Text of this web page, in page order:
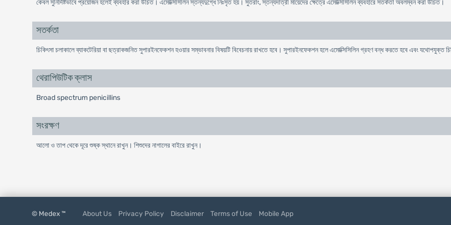
কেবল সুনির্দিষ্টভাবে প্রয়োজন হলেই ব্যবহার করা উচিত। এমোক্সিসিলিন স্তন্যদুগ্ধে নিঃসৃত হয়। সুতরাং, স্তন্যদাত্রী মায়েদের ক্ষেত্রে এমোক্সিসিলিন ব্যবহারে সতর্কতা অবলম্বন করা উচিত।
সতর্কতা
চিকিৎসা চলাকালে ব্যাকটেরিয়া বা ছত্রাকজনিত সুপারইনফেকশন হওয়ার সম্ভাবনার বিষয়টি বিবেচনায় রাখতে হবে। সুপারইনফেকশন হলে এমোক্সিসিলিন গ্রহণ বন্ধ করতে হবে এবং যথোপযুক্ত
থেরাপিউটিক ক্লাস
Broad spectrum penicillins
সংরক্ষণ
আলো ও তাপ থেকে দূরে শুষ্ক স্থানে রাখুন। শিশুদের নাগালের বাইরে রাখুন।
© Medex ™ About Us Privacy Policy Disclaimer Terms of Use Mobile App